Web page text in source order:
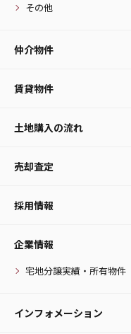
その他
仲介物件
賃貸物件
土地購入の流れ
売却査定
採用情報
企業情報
宅地分譲実績・所有物件
インフォメーション